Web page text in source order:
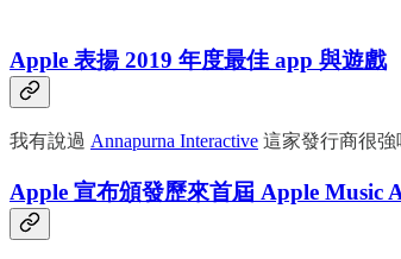
Apple 表揚 2019 年度最佳 app 與遊戲
我有說過 Annapurna Interactive 這家發行商很強
Apple 宣布頒發歷來首屆 Apple Music